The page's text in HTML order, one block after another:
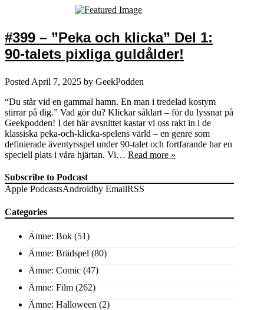
#399 – ”Peka och klicka” Del 1:
90-talets pixliga guldålder!
Posted April 7, 2025 by GeekPodden
“Du står vid en gammal hamn. En man i tredelad kostym
stirrar på dig.” Vad gör du? Klickar såklart – för du lyssnar på
Geekpodden! I det här avsnittet kastar vi oss rakt in i de
klassiska peka-och-klicka-spelens värld – en genre som
definierade äventyrsspel under 90-talet och fortfarande har en
speciell plats i våra hjärtan. Vi… Read more »
Subscribe to Podcast
Apple PodcastsAndroidby EmailRSS
Categories
Ämne: Bok (51)
Ämne: Brädspel (80)
Ämne: Comic (47)
Ämne: Film (262)
Ämne: Halloween (2)